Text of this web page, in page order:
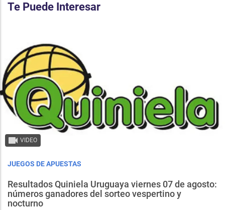
Te Puede Interesar
VIDEO
JUEGOS DE APUESTAS
Resultados Quiniela Uruguaya viernes 07 de agosto:
números ganadores del sorteo vespertino y
nocturno